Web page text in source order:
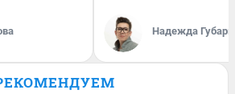
Надежда Губарь